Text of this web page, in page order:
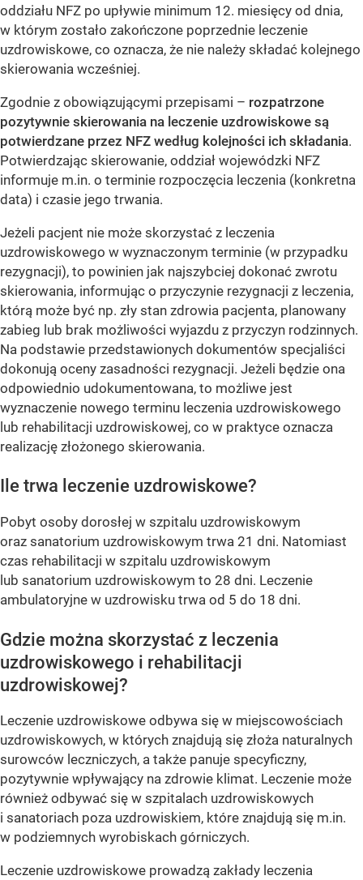
oddziału NFZ po upływie minimum 12. miesięcy od dnia,
w którym zostało zakończone poprzednie leczenie
uzdrowiskowe, co oznacza, że nie należy składać kolejnego
skierowania wcześniej.
Zgodnie z obowiązującymi przepisami – rozpatrzone
pozytywnie skierowania na leczenie uzdrowiskowe są
potwierdzane przez NFZ według kolejności ich składania.
Potwierdzając skierowanie, oddział wojewódzki NFZ
informuje m.in. o terminie rozpoczęcia leczenia (konkretna
data) i czasie jego trwania.
Jeżeli pacjent nie może skorzystać z leczenia
uzdrowiskowego w wyznaczonym terminie (w przypadku
rezygnacji), to powinien jak najszybciej dokonać zwrotu
skierowania, informując o przyczynie rezygnacji z leczenia,
którą może być np. zły stan zdrowia pacjenta, planowany
zabieg lub brak możliwości wyjazdu z przyczyn rodzinnych.
Na podstawie przedstawionych dokumentów specjaliści
dokonują oceny zasadności rezygnacji. Jeżeli będzie ona
odpowiednio udokumentowana, to możliwe jest
wyznaczenie nowego terminu leczenia uzdrowiskowego
lub rehabilitacji uzdrowiskowej, co w praktyce oznacza
realizację złożonego skierowania.
Ile trwa leczenie uzdrowiskowe?
Pobyt osoby dorosłej w szpitalu uzdrowiskowym
oraz sanatorium uzdrowiskowym trwa 21 dni. Natomiast
czas rehabilitacji w szpitalu uzdrowiskowym
lub sanatorium uzdrowiskowym to 28 dni. Leczenie
ambulatoryjne w uzdrowisku trwa od 5 do 18 dni.
Gdzie można skorzystać z leczenia
uzdrowiskowego i rehabilitacji
uzdrowiskowej?
Leczenie uzdrowiskowe odbywa się w miejscowościach
uzdrowiskowych, w których znajdują się złoża naturalnych
surowców leczniczych, a także panuje specyficzny,
pozytywnie wpływający na zdrowie klimat. Leczenie może
również odbywać się w szpitalach uzdrowiskowych
i sanatoriach poza uzdrowiskiem, które znajdują się m.in.
w podziemnych wyrobiskach górniczych.
Leczenie uzdrowiskowe prowadzą zakłady leczenia